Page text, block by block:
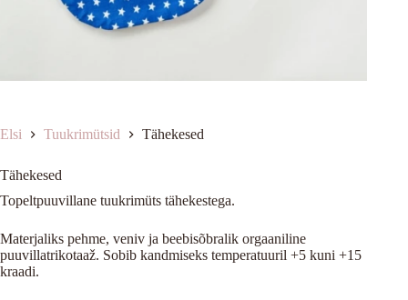
Elsi Tuukrimütsid Tähekesed
Tähekesed
Topeltpuuvillane tuukrimüts tähekestega.
Materjaliks pehme, veniv ja beebisõbralik orgaaniline
puuvillatrikotaaž. Sobib kandmiseks temperatuuril +5 kuni +15
kraadi.